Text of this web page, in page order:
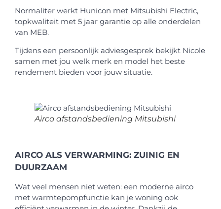
Normaliter werkt Hunicon met Mitsubishi Electric,
topkwaliteit met 5 jaar garantie op alle onderdelen
van MEB.
Tijdens een persoonlijk adviesgesprek bekijkt Nicole
samen met jou welk merk en model het beste
rendement bieden voor jouw situatie.
Airco afstandsbediening Mitsubishi
AIRCO ALS VERWARMING: ZUINIG EN
DUURZAAM
Wat veel mensen niet weten: een moderne airco
met warmtepompfunctie kan je woning ook